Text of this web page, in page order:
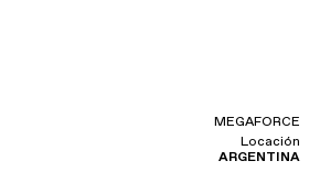
MEGAFORCE
Locación
ARGENTINA